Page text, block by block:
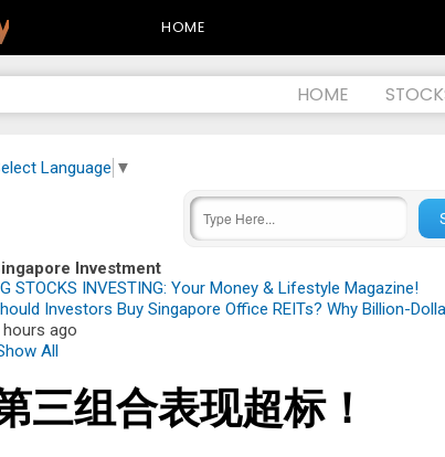
HOME
HOME
Language ▼
Investment
STOCKS INVESTING: Your Money & Lifestyle Magazine!
Investors Buy Singapore Office REITs? Why Billion-
hours ago
All
三组合表现超标！